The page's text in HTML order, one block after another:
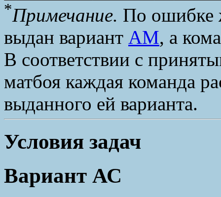
*Примечание. По ошибке
выдан вариант АМ, а
В соответствии с
матбоя каждая команда
выданного ей варианта.
Условия задач
Вариант АС